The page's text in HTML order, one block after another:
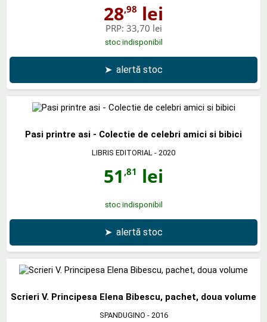
28,98 lei
PRP: 33,70 lei
stoc indisponibil
➤ alertă stoc
Pasi printre asi - Colectie de celebri amici si bibici
LIBRIS EDITORIAL - 2020
51 ,81 lei
stoc indisponibil
➤ alertă stoc
Scrieri V. Principesa Elena Bibescu, pachet, doua volume
SPANDUGINO - 2016